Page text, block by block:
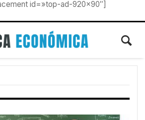
id=»top-ad-920×90″]